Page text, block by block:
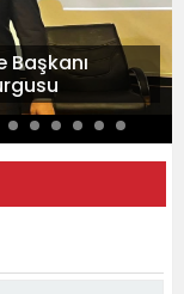
Başkanı